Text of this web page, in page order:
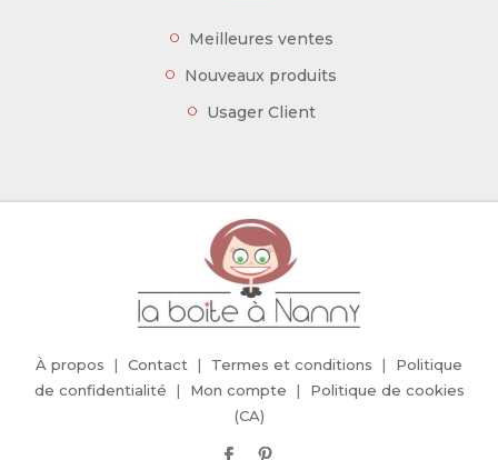
Meilleures ventes
Nouveaux produits
Usager Client
À propos Contact Termes et conditions
Politique
de confidentialité
Mon compte
Politique de cookies
(CA)